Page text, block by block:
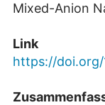
Mixed-Anion
Link
https://doi.org/